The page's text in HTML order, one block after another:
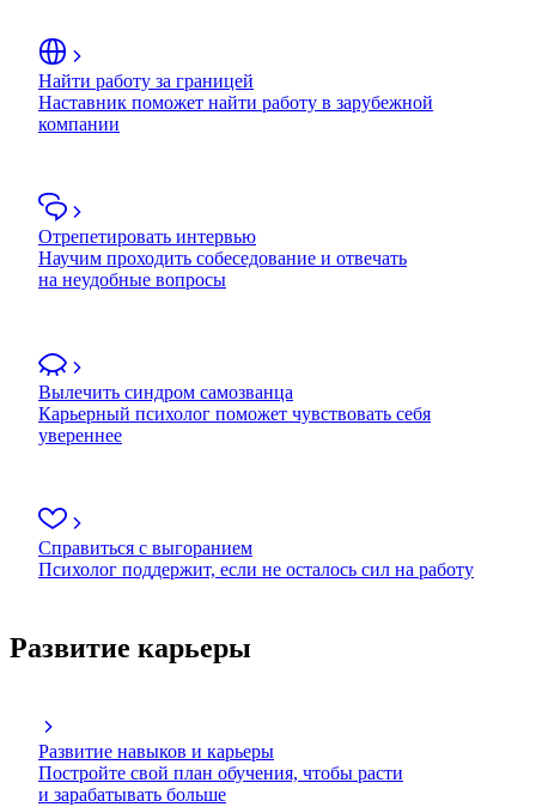
Найти работу за границей
Наставник поможет найти работу в зарубежной
компании
Отрепетировать интервью
Научим проходить собеседование и отвечать
на неудобные вопросы
Вылечить синдром самозванца
Карьерный психолог поможет чувствовать себя
увереннее
Справиться с выгоранием
Психолог поддержит, если не осталось сил на работу
Развитие карьеры
Развитие навыков и карьеры
Постройте свой план обучения, чтобы расти
и зарабатывать больше